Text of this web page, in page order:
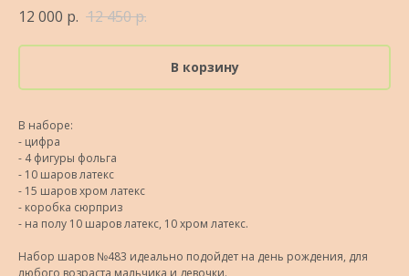
12 000 р. 12 450р.
В корзину
В наборе:
- цифра
- 4 фигуры фольга
- 10 шаров латекс
- 15 шаров хром латекс
- коробка сюрприз
- на полу 10 шаров латекс, 10 хром латекс.
Набор шаров №483 идеально подойдет на день рождения, для